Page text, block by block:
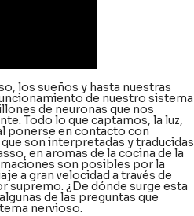
los sueños y hasta nuestras
de nuestro sistema
de neuronas que nos
Todo lo que captamos, la luz,
ponerse en contacto con
son interpretadas y traducidas
en aromas de la cocina de la
son posibles por la
a gran velocidad a través de
supremo. ¿De dónde surge esta
de las preguntas que
nervioso.